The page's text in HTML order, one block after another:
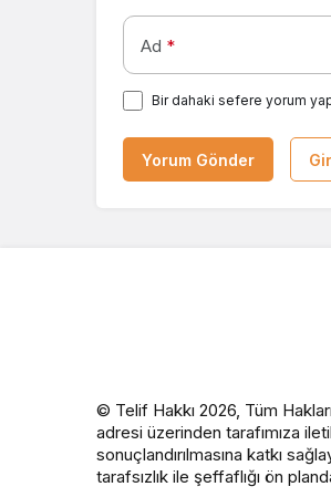
Ad *
Bir dahaki sefere yorum
Yorum Gönder
© Telif Hakkı 2026, Tüm
adresi üzerinden tarafımıza
sonuçlandırılmasına katkı
tarafsızlık ile şeffaflığı ön